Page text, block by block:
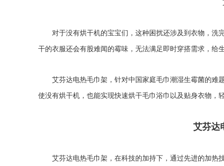
对于没有烘干机的宝宝们，这种困扰还涉及到衣物，洗
干的衣服还会有股难闻的霉味，无法满足即时穿搭需求，给
艾芬达电热毛巾架，针对中国家庭毛巾潮湿生霉菌的难
使没有烘干机，也能实现快速烘干毛巾浴巾以及贴身衣物，
艾芬达
艾芬达电热毛巾架，在科技的加持下，通过先进的加热